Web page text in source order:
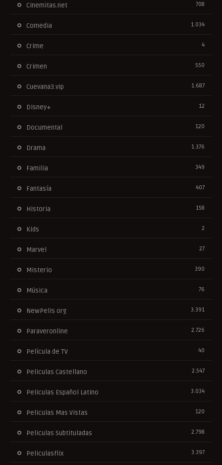
Cinemitas.net 708
Comedia 1.034
Crime 4
Crimen 550
Cuevana3.vip 1.687
Disney+ 12
Documental 120
Drama 1.376
Familia 349
Fantasía 407
Historia 158
Kids 2
Marvel 27
Misterio 390
Música 76
NewPelis org 3.391
Paraveronline 2.726
Película de TV 40
Peliculas Castellano 2.547
Peliculas Español Latino 3.034
Peliculas Mas Vistas 120
Peliculas Subtituladas 2.798
Peliculasflix 3.397